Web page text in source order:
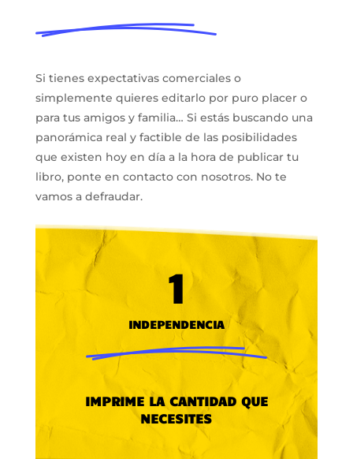
Si tienes expectativas comerciales o
simplemente quieres editarlo por puro placer o
para tus amigos y familia… Si estás buscando una
panorámica real y factible de las posibilidades
que existen hoy en día a la hora de publicar tu
libro, ponte en contacto con nosotros. No te
vamos a defraudar.
1
INDEPENDENCIA
IMPRIME LA CANTIDAD QUE
NECESITES